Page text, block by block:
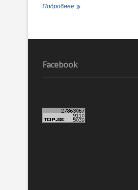
ПодробнееПремьер-
сменил
переговорах
Facebook